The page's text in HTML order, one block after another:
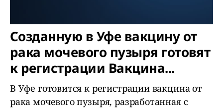
Созданную в Уфе вакцину от
рака мочевого пузыря готовят
к регистрации Вакцина...
В Уфе готовится к регистрации вакцина от
рака мочевого пузыря, разработанная с